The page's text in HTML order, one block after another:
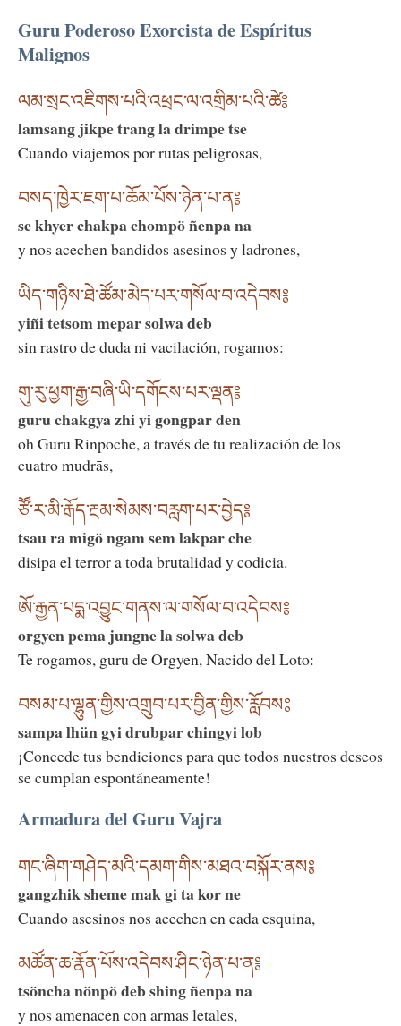
Guru Poderoso Exorcista de Espíritus
Malignos
ལམ་སྲང་འཇིགས་པའི་འཕྲང་ལ་འགྲིམ་པའི་ཚེ༔
lamsang jikpe trang la drimpe tse
Cuando viajemos por rutas peligrosas,
བསད་ཁྱེར་ཇག་པ་ཆོམ་པོས་ཉེན་པ་ན༔
se khyer chakpa chompö ñenpa na
y nos acechen bandidos asesinos y ladrones,
ཡིད་གཉིས་ཐེ་ཚོམ་མེད་པར་གསོལ་བ་འདེབས༔
yiñi tetsom mepar solwa deb
sin rastro de duda ni vacilación, rogamos:
གུ་རུ་ཕྱག་རྒྱ་བཞི་ཡི་དགོངས་པར་ལྡན༔
guru chakgya zhi yi gongpar den
oh Guru Rinpoche, a través de tu realización de los
cuatro mudrās,
ཙཽ་ར་མི་རྒོད་རྔམ་སེམས་བརླག་པར་བྱེད༔
tsau ra migö ngam sem lakpar che
disipa el terror a toda brutalidad y codicia.
ཨོ་རྒྱན་པདྨ་འབྱུང་གནས་ལ་གསོལ་བ་འདེབས༔
orgyen pema jungne la solwa deb
Te rogamos, guru de Orgyen, Nacido del Loto:
བསམ་པ་ལྷུན་གྱིས་འགྲུབ་པར་བྱིན་གྱིས་རློབས༔
sampa lhün gyi drubpar chingyi lob
¡Concede tus bendiciones para que todos nuestros deseos
se cumplan espontáneamente!
Armadura del Guru Vajra
གང་ཞིག་གཤེད་མའི་དམག་གིས་མཐའ་བསྐོར་ནས༔
gangzhik sheme mak gi ta kor ne
Cuando asesinos nos acechen en cada esquina,
མཚོན་ཆ་རྣོན་པོས་འདེབས་ཤིང་ཉེན་པ་ན༔
tsöncha nönpö deb shing ñenpa na
y nos amenacen con armas letales,